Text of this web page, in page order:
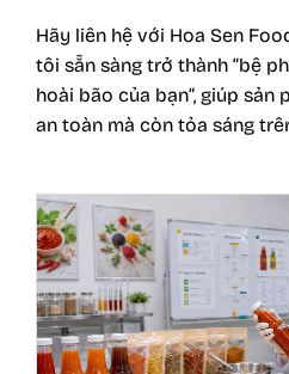
Hãy liên hệ với Hoa Sen
tôi sẵn sàng trở thành “bệ
hoài bão của bạn”, giúp sản
an toàn mà còn tỏa sáng